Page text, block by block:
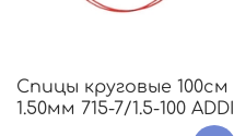
Спицы круговые 100см
1.50мм 715-7/1.5-100 ADDI